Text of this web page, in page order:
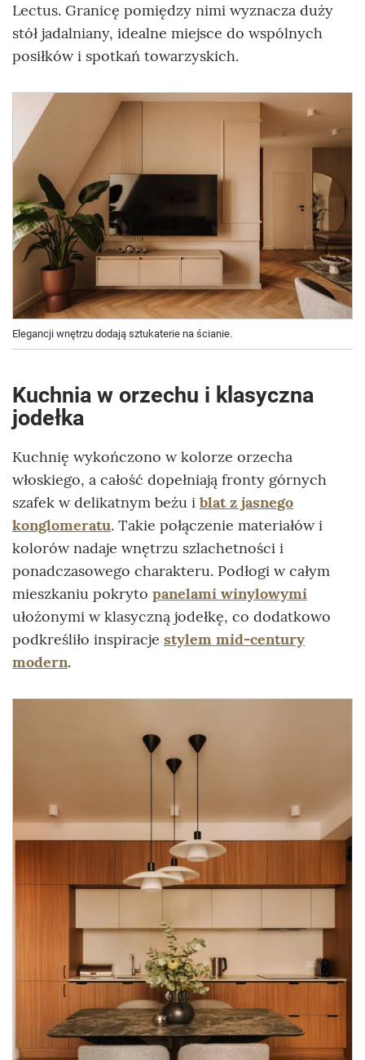
Lectus. Granicę pomiędzy nimi wyznacza duży
stół jadalniany, idealne miejsce do wspólnych
posiłków i spotkań towarzyskich.
Elegancji wnętrzu dodają sztukaterie na ścianie.
Kuchnia w orzechu i klasyczna
jodełka
Kuchnię wykończono w kolorze orzecha
włoskiego, a całość dopełniają fronty górnych
szafek w delikatnym beżu i blat z jasnego
konglomeratu. Takie połączenie materiałów i
kolorów nadaje wnętrzu szlachetności i
ponadczasowego charakteru. Podłogi w całym
mieszkaniu pokryto panelami winylowymi
ułożonymi w klasyczną jodełkę, co dodatkowo
podkreśliło inspiracje stylem mid-century
modern.